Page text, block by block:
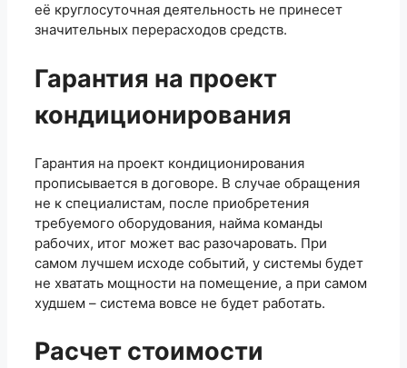
её круглосуточная деятельность не принесет
значительных перерасходов средств.
Гарантия на проект
кондиционирования
Гарантия на проект кондиционирования
прописывается в договоре. В случае обращения
не к специалистам, после приобретения
требуемого оборудования, найма команды
рабочих, итог может вас разочаровать. При
самом лучшем исходе событий, у системы будет
не хватать мощности на помещение, а при самом
худшем – система вовсе не будет работать.
Расчет стоимости